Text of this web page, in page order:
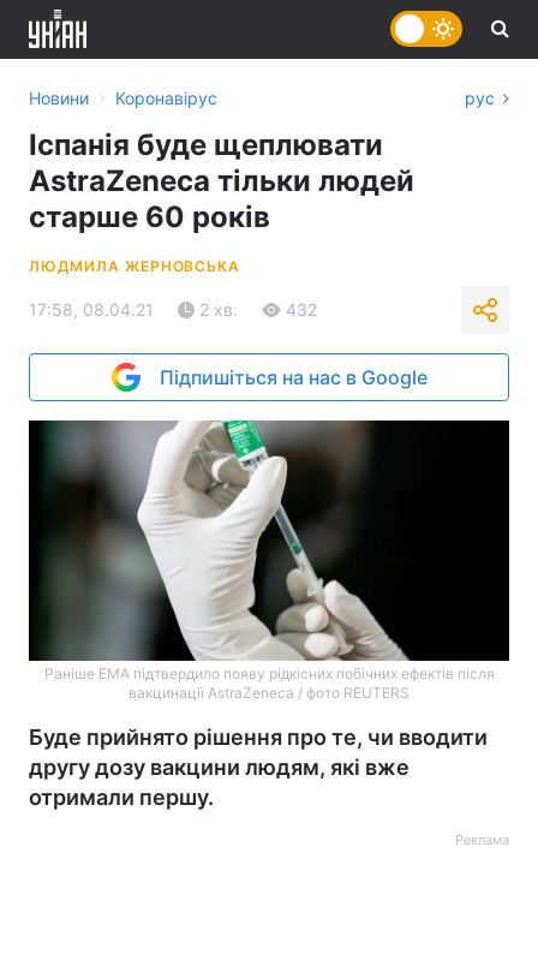
Новини › Коронавірус рус
Іспанія буде щеплювати
AstraZeneca тільки людей
старше 60 років
ЛЮДМИЛА ЖЕРНОВСЬКА
17:58, 08.04.21 2 хв. 432
Підпишіться на нас в Google
Раніше EMA підтвердило появу рідкісних побічних ефектів після
вакцинації AstraZeneca / фото REUTERS
Буде прийнято рішення про те, чи вводити
другу дозу вакцини людям, які вже
отримали першу.
Реклама